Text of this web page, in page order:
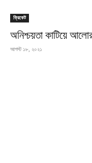
ক্রিকেট
অনিশ্চয়তা কাটিয়ে
আগস্ট ১৮, ২০২১